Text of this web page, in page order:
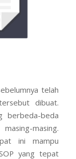
telah
dibuat.
berbeda-beda
masing.
ini mampu
yang tepat